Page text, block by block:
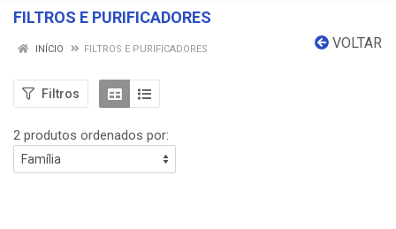
FILTROS E PURIFICADORES
VOLTAR
INÍCIO FILTROS E PURIFICADORES
Filtros
2 produtos ordenados por: